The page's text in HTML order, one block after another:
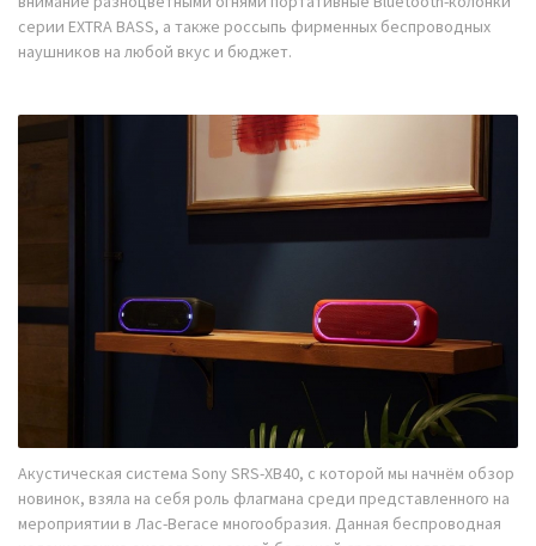
серии EXTRA BASS, а также россыпь фирменных беспроводных
наушников на любой вкус и бюджет.
Акустическая система Sony SRS-XB40, с которой мы начнём обзор
новинок, взяла на себя роль флагмана среди представленного на
мероприятии в Лас-Вегасе многообразия. Данная беспроводная